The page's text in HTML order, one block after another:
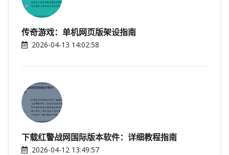
传奇游戏：单机网页版架设指南
2026-04-13 14:02:58
下载红警战网国际版本软件：详细教程指南
2026-04-12 13:49:57